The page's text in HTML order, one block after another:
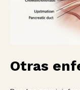
Otras